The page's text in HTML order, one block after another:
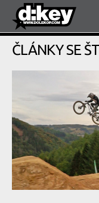
ČLÁNKY SE